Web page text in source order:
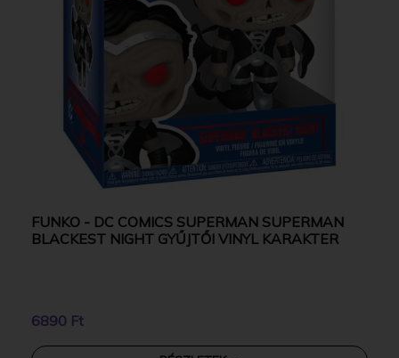
FUNKO - DC COMICS SUPERMAN SUPERMAN
BLACKEST NIGHT GYŰJTŐI VINYL KARAKTER
6890 Ft